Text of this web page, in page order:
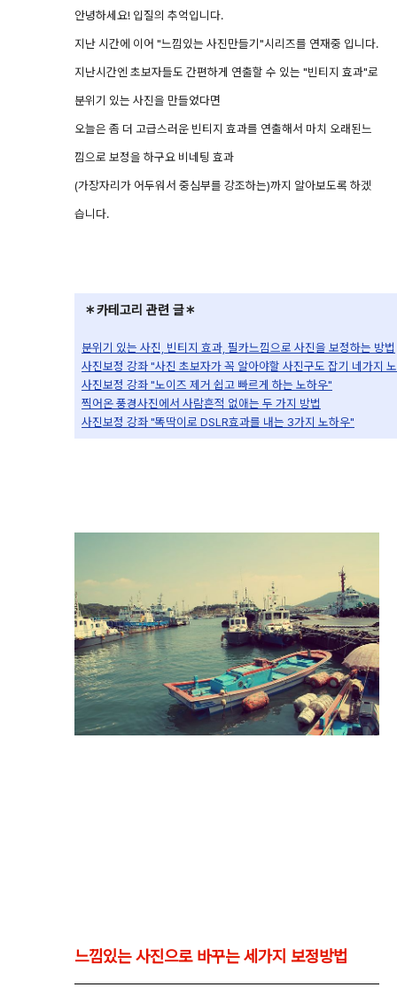
안녕하세요! 입질의 추억입니다.
지난 시간에 이어 "느낌있는 사진만들기"시리즈를 연재중 입니다.
지난시간엔 초보자들도 간편하게 연출할 수 있는 "빈티지 효과"로
분위기 있는 사진을 만들었다면
오늘은 좀 더 고급스러운 빈티지 효과를 연출해서 마치 오래된느
낌으로 보정을 하구요 비네팅 효과
(가장자리가 어두워서 중심부를 강조하는)까지 알아보도록 하겠
습니다.
＊카테고리 관련 글＊
분위기 있는 사진, 빈티지 효과, 필카느낌으로 사진을 보정하는 방법
사진보정 강좌 "사진 초보자가 꼭 알아야할 사진구도 잡기 네가지
사진보정 강좌 "노이즈 제거 쉽고 빠르게 하는 노하우"
찍어온 풍경사진에서 사람흔적 없애는 두 가지 방법
사진보정 강좌 "똑딱이로 DSLR효과를 내는 3가지 노하우"
느낌있는 사진으로 바꾸는 세가지 보정방법